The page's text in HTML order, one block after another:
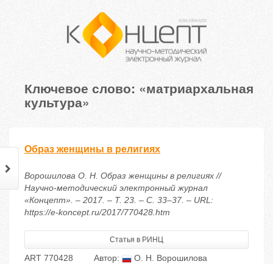
Ключевое слово: «матриархальная
культура»
Образ женщины в религиях
Ворошилова О. Н. Образ женщины в религиях //
Научно-методический электронный журнал
«Концепт». – 2017. – Т. 23. – С. 33–37. – URL:
https://e-koncept.ru/2017/770428.htm
Статья в РИНЦ
ART 770428 Автор:
О. Н. Ворошилова